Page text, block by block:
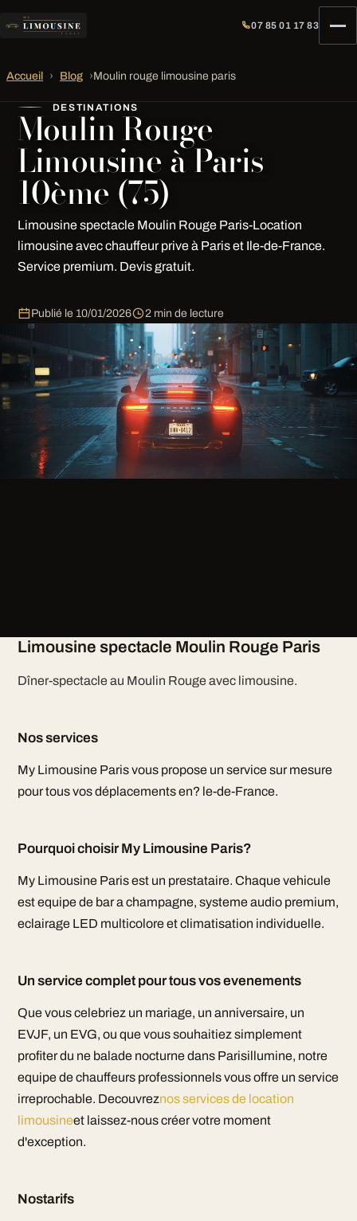
07 85 01 17 83
Accueil › Blog ›Moulin rouge limousine paris
DESTINATIONS
Moulin Rouge
Limousine à Paris
10ème (75)
Limousine spectacle Moulin Rouge Paris-Location
limousine avec chauffeur prive à Paris et Ile-de-France.
Service premium. Devis gratuit.
Publié le 10/01/2026 2 min de lecture
Limousine spectacle Moulin Rouge Paris
Dîner-spectacle au Moulin Rouge avec limousine.
Nos services
My Limousine Paris vous propose un service sur mesure
pour tous vos déplacements en? le-de-France.
Pourquoi choisir My Limousine Paris?
My Limousine Paris est un prestataire. Chaque vehicule
est equipe de bar a champagne, systeme audio premium,
eclairage LED multicolore et climatisation individuelle.
Un service complet pour tous vos evenements
Que vous celebriez un mariage, un anniversaire, un
EVJF, un EVG, ou que vous souhaitiez simplement
profiter du ne balade nocturne dans Parisillumine, notre
equipe de chauffeurs professionnels vous offre un service
irreprochable. Decouvreznos services de location
limousineet laissez-nous créer votre moment
d'exception.
Nostarifs